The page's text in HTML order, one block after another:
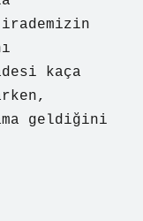
kaça
geldiğini